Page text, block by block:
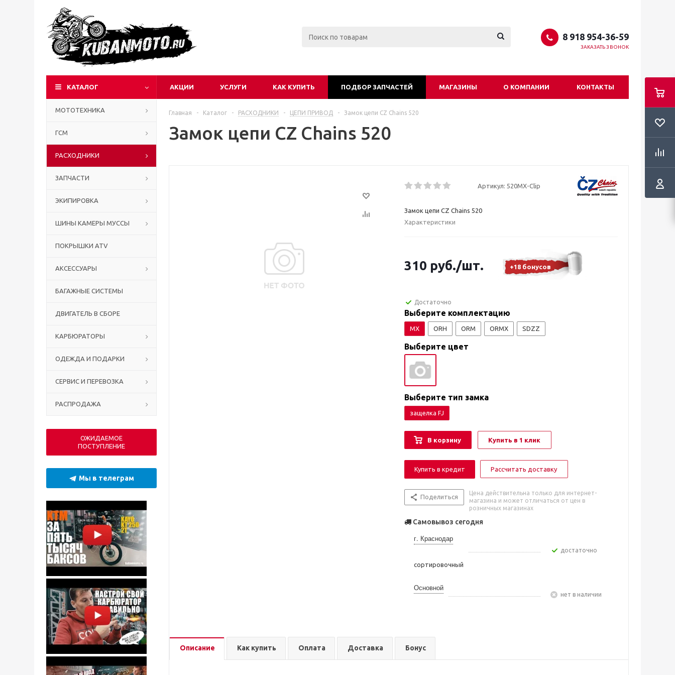
8 918 954-36-59
ЗАКАЗАТЬ ЗВОНОК
КАТАЛОГ АКЦИИ УСЛУГИ КАК КУПИТЬ ПОДБОР ЗАПЧАСТЕЙ МАГАЗИНЫ О КОМПАНИИ КОНТАКТЫ
МОТОТЕХНИКА
ГСМ
РАСХОДНИКИ
ЗАПЧАСТИ
ЭКИПИРОВКА
ШИНЫ КАМЕРЫ МУССЫ
ПОКРЫШКИ ATV
АКСЕССУАРЫ
БАГАЖНЫЕ СИСТЕМЫ
ДВИГАТЕЛЬ В СБОРЕ
КАРБЮРАТОРЫ
ОДЕЖДА И ПОДАРКИ
СЕРВИС И ПЕРЕВОЗКА
РАСПРОДАЖА
ОЖИДАЕМОЕ
ПОСТУПЛЕНИЕ
Мы в телеграм
Главная - Каталог - РАСХОДНИКИ - ЦЕПИ ПРИВОД - Замок цепи CZ Chains 520
Замок цепи CZ Chains 520
Артикул: 520MX-Clip
Замок цепи CZ Chains 520
Характеристики
310 руб./шт. +18 бонусов
Достаточно
Выберите комплектацию
MX ORH ORM ORMX SDZZ
Выберите цвет
Выберите тип замка
защелка FJ
В корзину Купить в 1 клик
Купить в кредит Рассчитать доставку
Поделиться
Цена действительна только для интернет-
магазина и может отличаться от цен в
розничных магазинах
Самовывоз сегодня
г. Краснодар
сортировочный
Достаточно
Основной
Нет в наличии
Описание Как купить Оплата Доставка Бонус